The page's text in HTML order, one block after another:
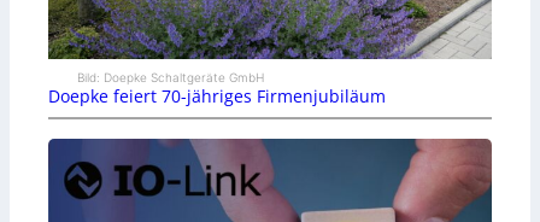
Bild: Doepke Schaltgeräte GmbH
Doepke feiert 70-jähriges Firmenjubiläum